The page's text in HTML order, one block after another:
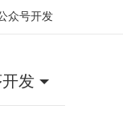
众号开发
发